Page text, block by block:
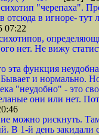
"черепаха".
отсюда в игноре-
07:22
нет. Не вижу
эта функция
Бывает и нормально.
"неудобно" - это
они или нет.
можно рискнуть.
В 1-й день